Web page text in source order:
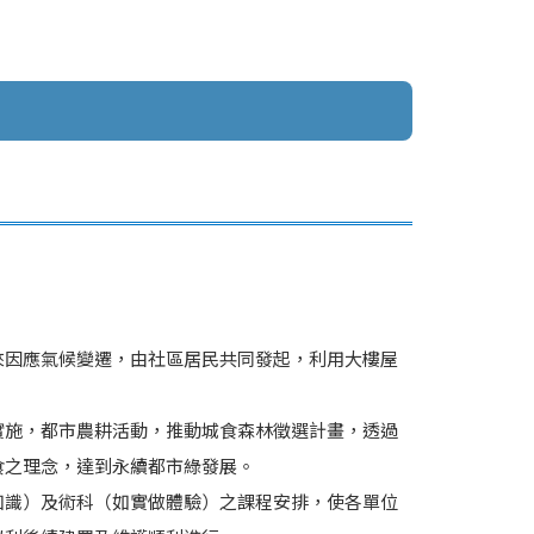
應氣候變遷，由社區居民共同發起，利用大樓屋
，都市農耕活動，推動城食森林徵選計畫，透過
理念，達到永續都市綠發展。
）及術科（如實做體驗）之課程安排，使各單位